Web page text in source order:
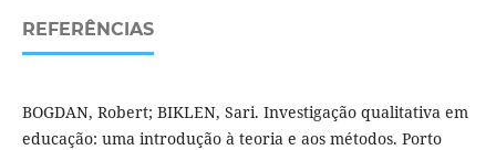
REFERÊNCIAS
BOGDAN, Robert; BIKLEN, Sari. Investigação qualitativa em
educação: uma introdução à teoria e aos métodos. Porto